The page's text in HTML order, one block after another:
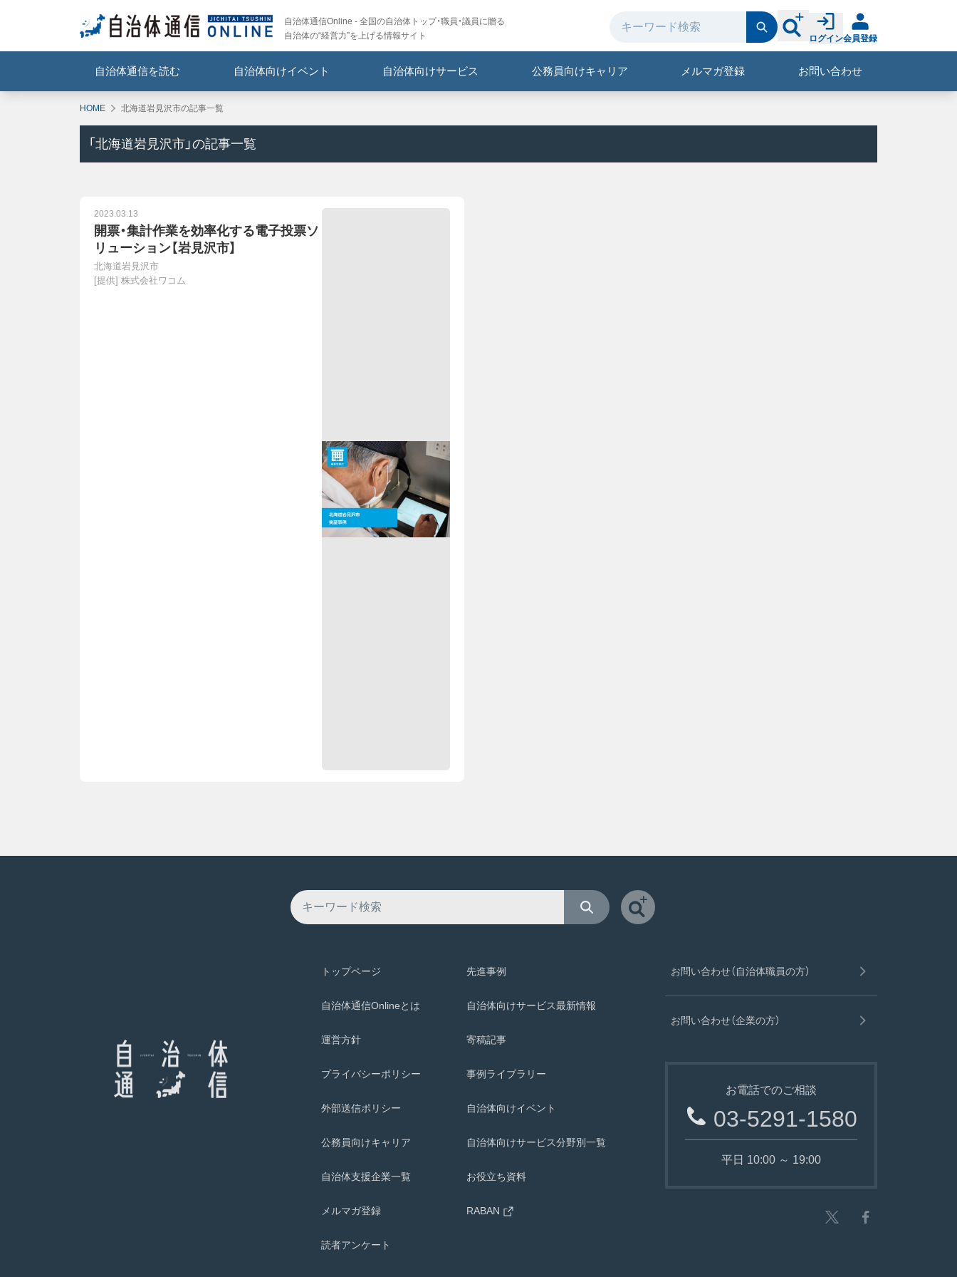
自治体通信Online - 全国の自治体トップ・職員・議員に贈る
自治体の“経営力”を上げる情報サイト
ログイン会員登録
自治体通信を読む 自治体向けイベント 自治体向けサービス 公務員向けキャリア メルマガ登録 お問い合わせ
HOME 北海道岩見沢市の記事一覧
「 北海道岩見沢市 」の記事一覧
2023.03.13
開票・集計作業を効率化する電子投票ソ
リューション【岩見沢市】
北海道岩見沢市
[提供] 株式会社ワコム
トップページ
自治体通信Onlineとは
運営方針
プライバシーポリシー
外部送信ポリシー
公務員向けキャリア
自治体支援企業一覧
メルマガ登録
読者アンケート
先進事例
自治体向けサービス最新情報
寄稿記事
事例ライブラリー
自治体向けイベント
自治体向けサービス分野別一覧
お役立ち資料
RABAN
お問い合わせ（自治体職員の方）
お問い合わせ（企業の方）
お電話でのご相談
03-5291-1580
平日 10:00 ～ 19:00